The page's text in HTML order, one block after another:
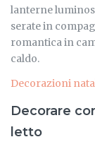
lanterne
serate in
romantica in
caldo.
Decorazioni
Decorare
letto